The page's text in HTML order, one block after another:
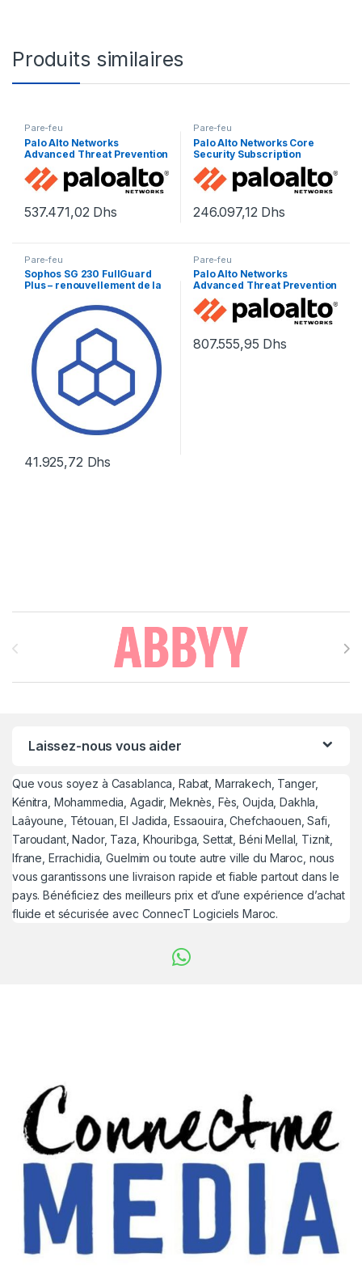
Produits similaires
Pare-feu
Palo Alto Networks
Advanced Threat Prevention
– licence d’abonnement (1
an) – 1 périphérique
537.471,02 Dhs
Pare-feu
Palo Alto Networks Core
Security Subscription
Bundle Advanced Threat
Prevention, Advanced URL
Filtering, Advanced
246.097,12 Dhs
Pare-feu
Sophos SG 230 FullGuard
Plus – renouvellement de la
– 1 licence
41.925,72 Dhs
Pare-feu
Palo Alto Networks
Advanced Threat Prevention
– renouvellement de la
licence d’abonnement (1 an)
– 1 périphérique
807.555,95 Dhs
Brands Carousel
Laissez-nous vous aider
Que vous soyez à Casablanca, Rabat, Marrakech, Tanger,
Kénitra, Mohammedia, Agadir, Meknès, Fès, Oujda, Dakhla,
Laâyoune, Tétouan, El Jadida, Essaouira, Chefchaouen, Safi,
Taroudant, Nador, Taza, Khouribga, Settat, Béni Mellal, Tiznit,
Ifrane, Errachidia, Guelmim ou toute autre ville du Maroc, nous
vous garantissons une livraison rapide et fiable partout dans le
pays. Bénéficiez des meilleurs prix et d’une expérience d’achat
fluide et sécurisée avec ConnecT Logiciels Maroc.